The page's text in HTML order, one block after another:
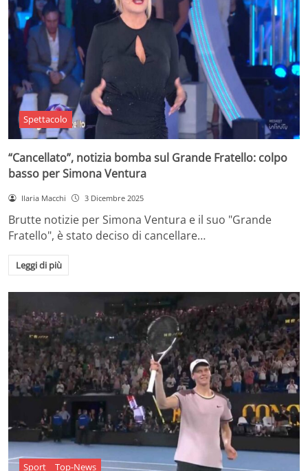
Spettacolo
“Cancellato”, notizia bomba sul Grande Fratello: colpo
basso per Simona Ventura
Ilaria Macchi 3 Dicembre 2025
Brutte notizie per Simona Ventura e il suo "Grande
Fratello", è stato deciso di cancellare…
Leggi di più
Sport Top-News